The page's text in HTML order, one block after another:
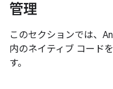
管理
このセクションでは、
内のネイティブ コード
す。